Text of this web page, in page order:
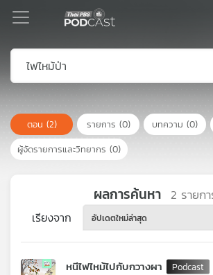
Podcast
เพล
ย์
ลิ
เพล
ตอน (2) รายการ (0) บทความ (0)
ผู้จัดรายการและวิทยากร (0)
ผลการค้นหา 2 รายก
เรียงจาก อัปเดตใหม่ล่าสุด
หนีไฟไหม้ไปกับกวางผา